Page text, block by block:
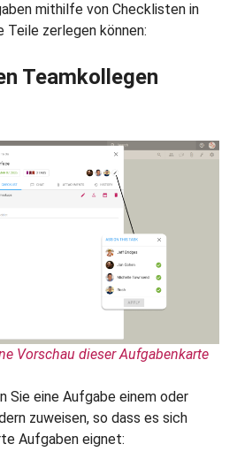
mithilfe von Checklisten in
Teile zerlegen können:
Teamkollegen
Vorschau dieser Aufgabenkarte
Sie eine Aufgabe einem oder
zuweisen, so dass es sich
Aufgaben eignet: